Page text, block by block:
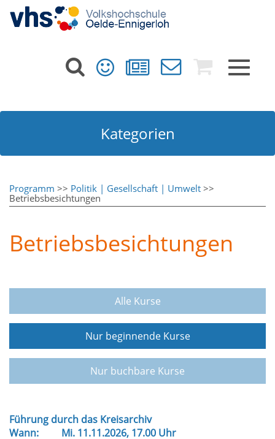
Toggle
Kategorien
Programm >> Politik | Gesellschaft | Umwelt >>
Betriebsbesichtungen
Betriebsbesichtungen
Alle Kurse
Nur beginnende Kurse
Nur buchbare Kurse
Führung durch das Kreisarchiv
Wann:
Mi. 11.11.2026, 17.00 Uhr